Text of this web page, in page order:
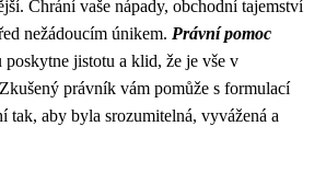
Chrání vaše nápady, obchodní tajemství
nežádoucím únikem. Právní pomoc
poskytne jistotu a klid, že je vše v
právník vám pomůže s formulací
tak, aby byla srozumitelná, vyvážená a